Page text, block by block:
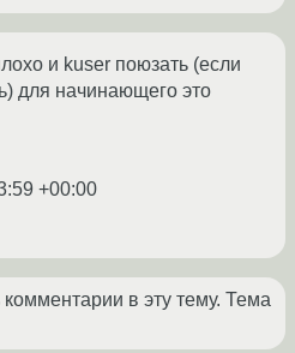
и kuser поюзать (если
для начинающего это
+00:00
в эту тему. Тема